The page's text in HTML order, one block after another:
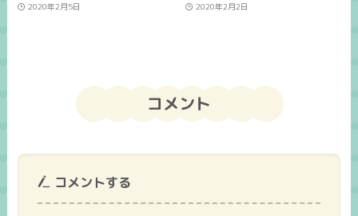
2020年2月5日 2020年2月2日
コメント
コメントする